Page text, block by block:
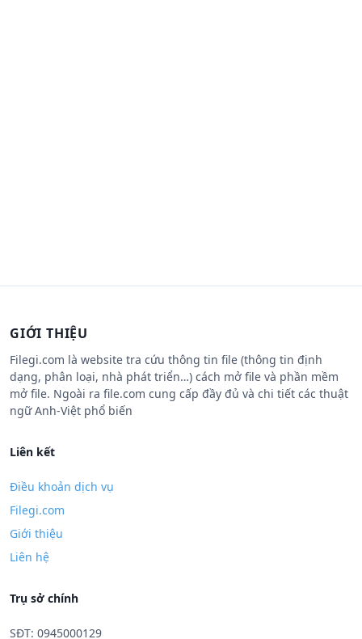
GIỚI THIỆU
Filegi.com là website tra cứu thông tin file (thông tin định
dạng, phân loại, nhà phát triển…) cách mở file và phần mềm
mở file. Ngoài ra file.com cung cấp đầy đủ và chi tiết các thuật
ngữ Anh-Việt phổ biến
Liên kết
Điều khoản dịch vụ
Filegi.com
Giới thiệu
Liên hệ
Trụ sở chính
SĐT: 0945000129